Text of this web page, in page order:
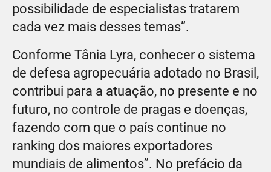
possibilidade de especialistas tratarem
cada vez mais desses temas”.
Conforme Tânia Lyra, conhecer o sistema
de defesa agropecuária adotado no Brasil,
contribui para a atuação, no presente e no
futuro, no controle de pragas e doenças,
fazendo com que o país continue no
ranking dos maiores exportadores
mundiais de alimentos”. No prefácio da